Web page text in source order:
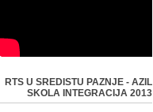
RTS U SREDISTU PAZNJE - AZIL
SKOLA INTEGRACIJA 2013